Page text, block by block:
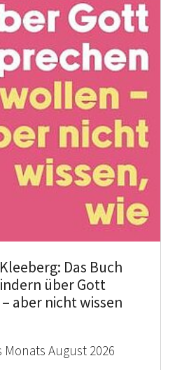
Das Buch
über Gott
aber nicht wissen
August 2026